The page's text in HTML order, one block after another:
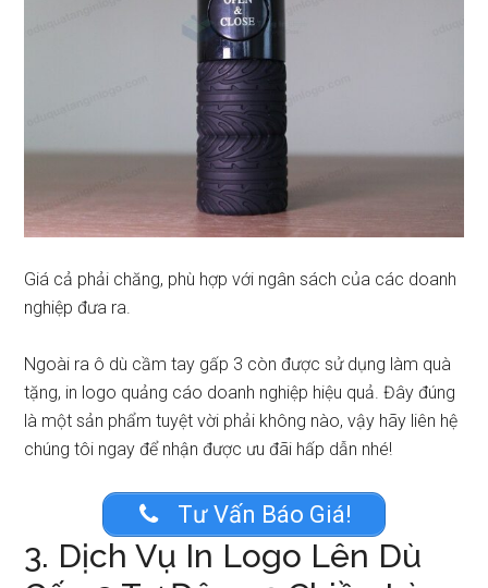
Giá cả phải chăng, phù hợp với ngân sách của các doanh
nghiệp đưa ra.
Ngoài ra ô dù cầm tay gấp 3 còn được sử dụng làm quà
tặng, in logo quảng cáo doanh nghiệp hiệu quả. Đây đúng
là một sản phẩm tuyệt vời phải không nào, vậy hãy liên hệ
chúng tôi ngay để nhận được ưu đãi hấp dẫn nhé!
Tư Vấn Báo Giá!
3. Dịch Vụ In Logo Lên Dù